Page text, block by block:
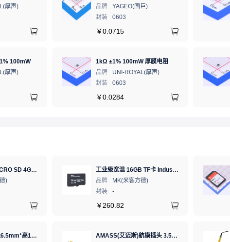
厚声)
品牌
YAGEO(国巨)
封装
0603
￥0.0715
100mW
厚声)
1kΩ ±1% 100mW 厚膜电阻
品牌
UNI-ROYAL(厚声)
封装
0603
￥0.0284
存储卡 工业级 MICRO SD 4GB TF卡 Classical
)
工业级宽温 16GB TF卡 Industrial WT pSLC 存储卡 MICRO SD LDPC纠错 PE 30K 无人机、行车记录仪、安防监控适配
品牌
MK(米客方德)
封装
-
￥ 260.82
ICT，屏蔽夹 ，长6.5mm*高1.21mm，ICSRC6508SFR
AMASS(艾迈斯)航模插头 3.5mm镀金香蕉头 母头XT60-F.G.Y